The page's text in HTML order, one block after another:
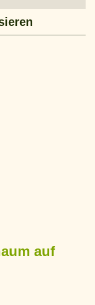
auf